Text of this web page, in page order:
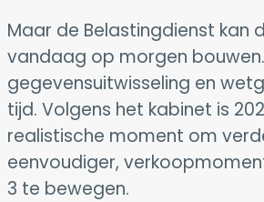
Maar de Belastingdienst kan
vandaag op morgen
gegevensuitwisseling en
tijd. Volgens het kabinet is
realistische moment om
eenvoudiger,
3 te bewegen.